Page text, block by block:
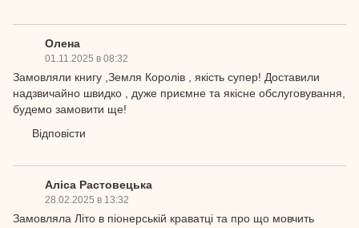
Олена
01.11.2025 в 08:32
Замовляли книгу ,Земля Королів , якість супер! Доставили
надзвичайно швидко , дуже приємне та якісне обслуговування,
будемо замовити ще!
Відповісти
Аліса Растовецька
28.02.2025 в 13:32
Замовляла Літо в піонерській краватці та про що мовчить